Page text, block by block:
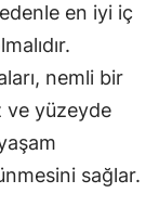
en iyi iç
nemli bir
ve yüzeyde
sağlar.